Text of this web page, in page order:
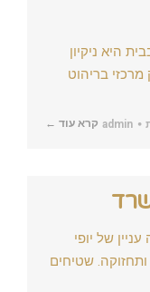
היא ניקיון
בריהוט
על
טוב
לפסח
admin קרא עוד ←
של יופי
ותחזוקה. שטיחים